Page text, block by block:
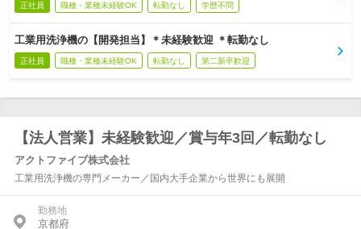
正社員 職種・業種未経験OK 転勤なし 学歴不問
工業用洗浄機の【開発担当】＊未経験歓迎 ＊転勤なし
正社員 職種・業種未経験OK 転勤なし 第二新卒歓迎
【法人営業】未経験歓迎／賞与年3回／転勤なし
アクトファイブ株式会社
工業用洗浄機の専門メーカー／国内大手企業から世界にも展開
勤務地
京都府